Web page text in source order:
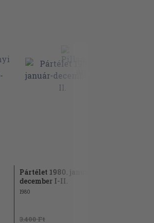
Pártélet 1980. január-
december I-II.
1980
3.400 Ft